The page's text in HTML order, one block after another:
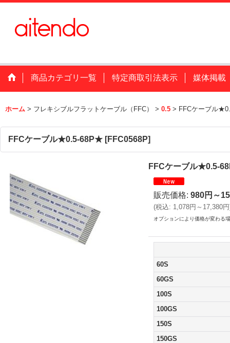
商品カテゴリ一覧 特定商取引法表示 媒体掲載
ホーム > フレキシブルフラットケーブル（FFC） > 0.5 > FFCケーブル
FFCケーブル★0.5-68P★ [FFC0568P]
FFCケーブル★0.5-
販売価格: 980円～
(税込: 1,078円～17,380円
オプションにより価格が変わる
60S
60GS
100S
100GS
150S
150GS